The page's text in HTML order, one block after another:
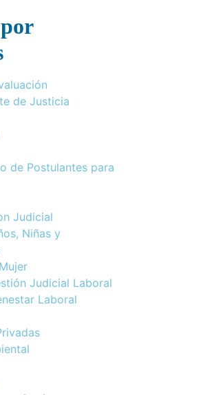
de Justicia
de Postulantes para
Judicial
Niñas y
Judicial Laboral
Laboral